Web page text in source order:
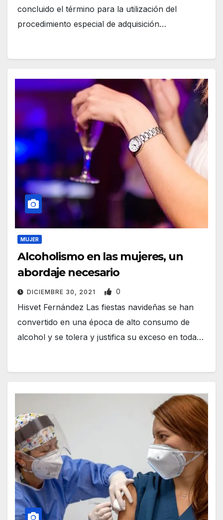
concluido el término para la utilización del
procedimiento especial de adquisición…
MUJER
Alcoholismo‬ en las mujeres, un
abordaje necesario
DICIEMBRE 30, 2021 0
Hisvet Fernández Las fiestas navideñas se han
convertido en una época de alto consumo de
alcohol y se tolera y justifica su exceso en toda…